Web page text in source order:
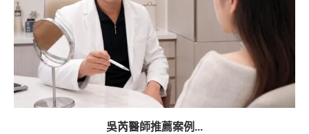
吳芮醫師推薦案例...